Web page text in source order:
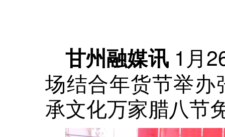
甘州融媒讯 1月
场结合年货节举办
承文化万家腊八节